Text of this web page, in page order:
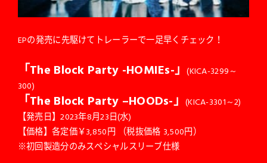
EPの発売に先駆けてトレーラーで一足早くチェック！
「The Block Party -HOMIEs-」(KICA-3299～
300)
「The Block Party –HOODs-」(KICA-3301～2)
【発売日】2023年8月23日(水)
【価格】各定価￥3,850円 （税抜価格 3,500円）
※初回製造分のみスペシャルスリーブ仕様